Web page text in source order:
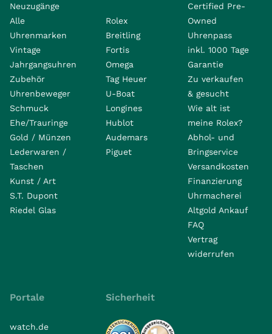
Neuzugänge
Alle
Uhrenmarken
Vintage
Jahrgangsuhren
Zubehör
Uhrenbeweger
Schmuck
Ehe/Trauringe
Gold / Münzen
Lederwaren /
Taschen
Kunst / Art
S.T. Dupont
Riedel Glas
Rolex
Breitling
Fortis
Omega
Tag Heuer
U-Boat
Longines
Hublot
Audemars
Piguet
Certified Pre-
Owned
Uhrenpass
inkl. 1000 Tage
Garantie
Zu verkaufen
& gesucht
Wie alt ist
meine Rolex?
Abhol- und
Bringservice
Versandkosten
Finanzierung
Uhrmacherei
Altgold Ankauf
FAQ
Vertrag
widerrufen
Portale
watch.de
Sicherheit